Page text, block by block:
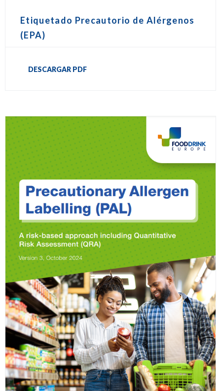
Etiquetado Precautorio de Alérgenos
(EPA)
DESCARGAR PDF